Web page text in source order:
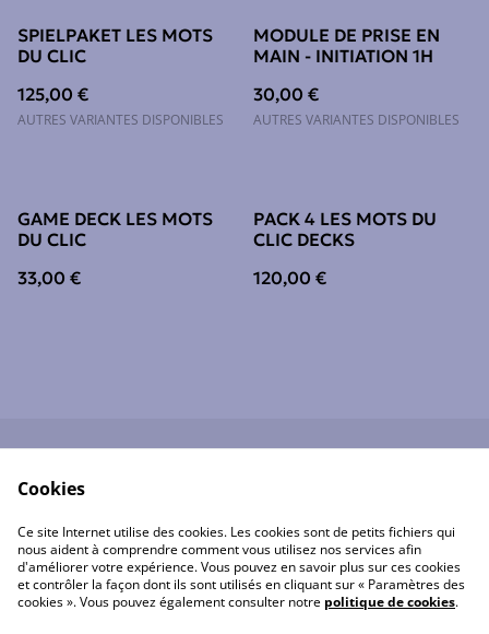
SPIELPAKET LES MOTS
DU CLIC
125,00 €
AUTRES VARIANTES DISPONIBLES
MODULE DE PRISE EN
MAIN - INITIATION 1H
30,00 €
AUTRES VARIANTES DISPONIBLES
GAME DECK LES MOTS
DU CLIC
33,00 €
PACK 4 LES MOTS DU
CLIC DECKS
120,00 €
confidentialité
Cookies
Ce site Internet utilise des cookies. Les cookies sont de petits fichiers qui
nous aident à comprendre comment vous utilisez nos services afin
d'améliorer votre expérience. Vous pouvez en savoir plus sur ces cookies
et contrôler la façon dont ils sont utilisés en cliquant sur « Paramètres des
cookies ». Vous pouvez également consulter notre politique de cookies.